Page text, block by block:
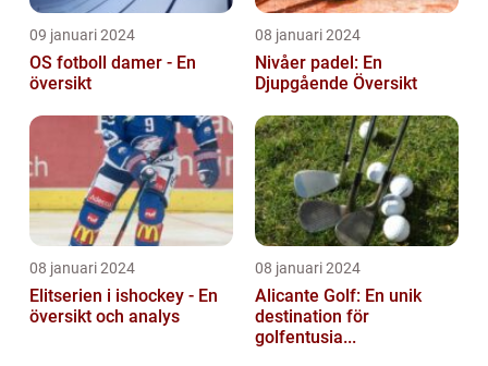
09 januari 2024
OS fotboll damer - En
översikt
08 januari 2024
Nivåer padel: En
Djupgående Översikt
08 januari 2024
Elitserien i ishockey - En
översikt och analys
08 januari 2024
Alicante Golf: En unik
destination för
golfentusia...